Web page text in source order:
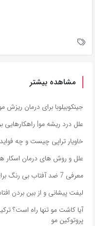
مشاهده بیشتر
جینکوبیلوبا برای درمان ریزش
علل درد ریشه مو| راهکارهایی
خاویار تراپی چیست و چه
علل و روش های درمان اسکار
معرفی 7 ضد آفتاب بی رنگ برای پوست چرب
لیفت پیشانی و از بین بردن
پروتوکین مو